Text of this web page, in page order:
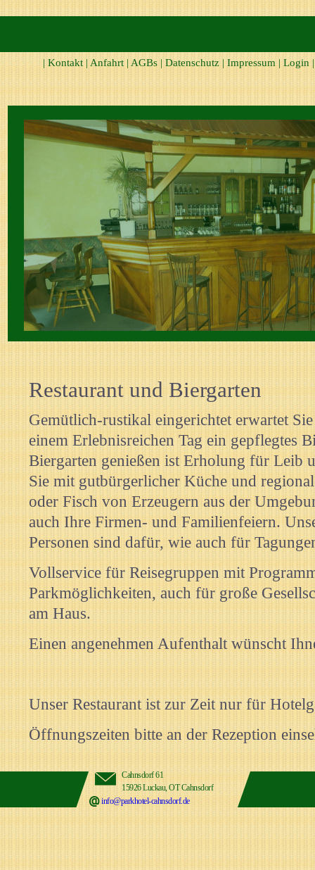
| Kontakt | Anfahrt | AGBs | Datenschutz | Impressum | Login |
Restaurant und Biergarten
Gemütlich-rustikal eingerichtet erwartet
einem Erlebnisreichen Tag ein gepflegtes
Biergarten genießen ist Erholung für Leib
Sie mit gutbürgerlicher Küche und
oder Fisch von Erzeugern aus der
auch Ihre Firmen- und Familienfeiern.
Personen sind dafür, wie auch für
Vollservice für Reisegruppen mit
Parkmöglichkeiten, auch für große
am Haus.
Einen angenehmen Aufenthalt wünscht
Unser Restaurant ist zur Zeit nur für
Öffnungszeiten bitte an der Rezeption
Cahnsdorf 61
15926 Luckau, OT Cahnsdorf
info@parkhotel-cahnsdorf.de